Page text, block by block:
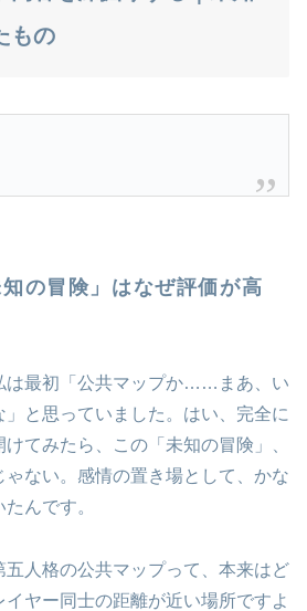
もの
の冒険」はなぜ評価が高
は最初「公共マップか……まあ、い
と思っていました。はい、完全に
てみたら、この「未知の冒険」、
ない。感情の置き場として、かな
んです。
五人格の公共マップって、本来はど
ヤー同士の距離が近い場所ですよ